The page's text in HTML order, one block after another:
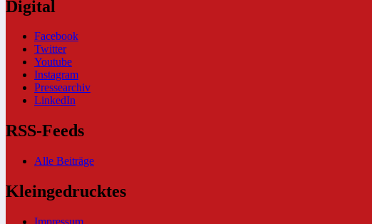
Digital
Facebook
Twitter
Youtube
Instagram
Pressearchiv
LinkedIn
RSS-Feeds
Alle Beiträge
Kleingedrucktes
Impressum